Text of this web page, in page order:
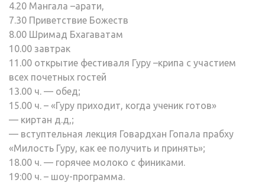
4.20 Мангала –арати,
7.30 Приветствие Божеств
8.00 Шримад Бхагаватам
10.00 завтрак
11.00 открытие фестиваля Гуру –крипа с участием
всех почетных гостей
13.00 ч. — обед;
15.00 ч. – «Гуру приходит, когда ученик готов»
— киртан д.д,;
— вступтельная лекция Говардхан Гопала прабху
«Милость Гуру, как ее получить и принять»;
18.00 ч. — горячее молоко с финиками.
19:00 ч. – шоу-программа.